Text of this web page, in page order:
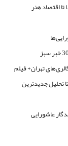
هفته‌نامه «خبر سبز» منتشر شد؛ از نقد سریال «۲۱» تا تحلیل جدیدترین
عاشورایی